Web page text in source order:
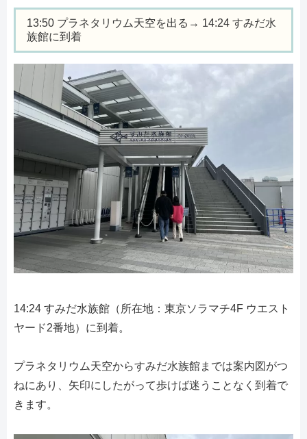
13:50 プラネタリウム天空を出る→ 14:24 すみだ水
族館に到着
14:24 すみだ水族館（所在地：東京ソラマチ4F ウエスト
ヤード2番地）に到着。
プラネタリウム天空からすみだ水族館までは案内図がつ
ねにあり、矢印にしたがって歩けば迷うことなく到着で
きます。